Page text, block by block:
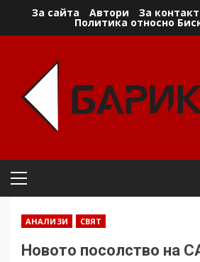
За сайта Автори За
Политика относно
Primary
АНАЛИЗИ СВЯТ
Новото посолство на